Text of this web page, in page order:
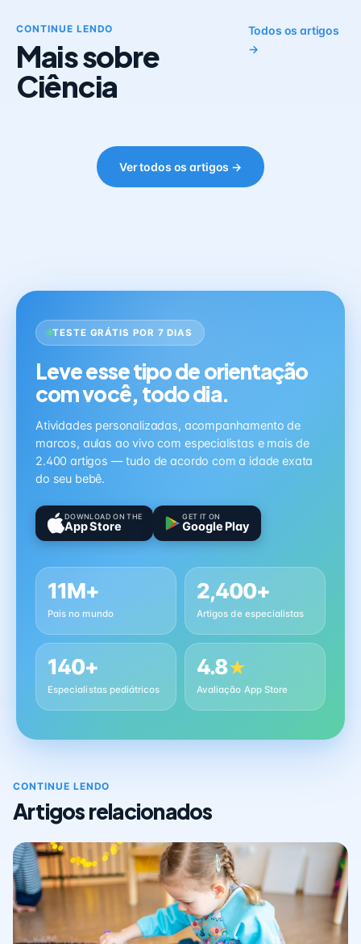
CONTINUE LENDO
Mais sobre
Ciência
Todos os artigos
→
Ver todos os artigos →
TESTE GRÁTIS POR 7 DIAS
Leve esse tipo de orientação
com você, todo dia.
Atividades personalizadas, acompanhamento de
marcos, aulas ao vivo com especialistas e mais de
2.400 artigos — tudo de acordo com a idade exata
do seu bebê.
DOWNLOAD ON THE
App Store
GET IT ON
Google Play
11M+
Pais no mundo
2,400+
Artigos de especialistas
140+
Especialistas pediátricos
4.8★
Avaliação App Store
CONTINUE LENDO
Artigos relacionados